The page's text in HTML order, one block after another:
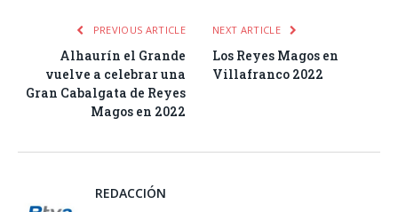
PREVIOUS ARTICLE
Alhaurín el Grande
vuelve a celebrar una
Gran Cabalgata de Reyes
Magos en 2022
NEXT ARTICLE
Los Reyes Magos en
Villafranco 2022
REDACCIÓN